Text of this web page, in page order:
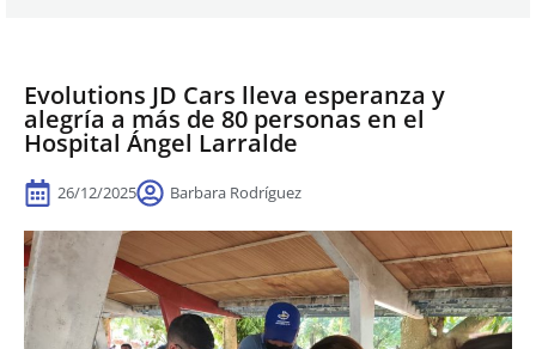
Evolutions JD Cars lleva esperanza y
alegría a más de 80 personas en el
Hospital Ángel Larralde
26/12/2025 Barbara Rodríguez